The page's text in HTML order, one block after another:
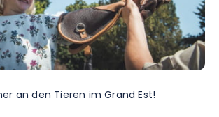
an den Tieren im Grand Est!